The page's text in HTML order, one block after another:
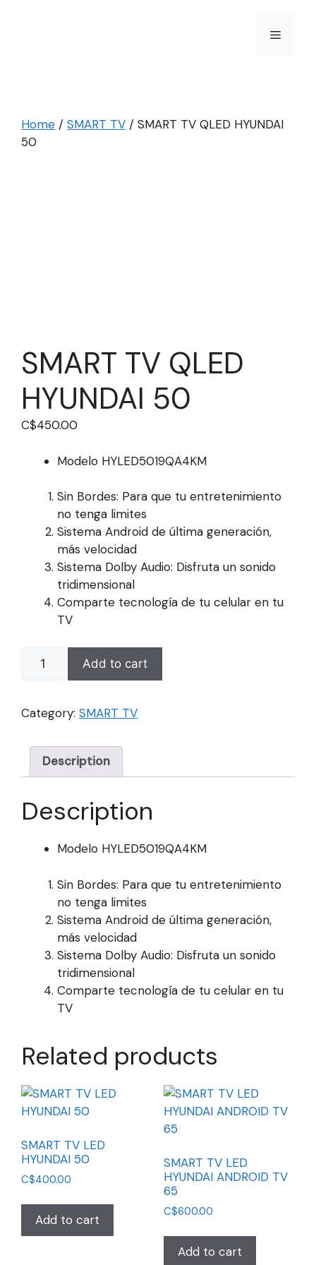
Menu
Home / SMART TV / SMART TV QLED HYUNDAI
50
SMART TV QLED
HYUNDAI 50
C$450.00
Modelo HYLED5019QA4KM
Sin Bordes: Para que tu entretenimiento
no tenga limites
Sistema Android de última generación,
más velocidad
Sistema Dolby Audio: Disfruta un sonido
tridimensional
Comparte tecnología de tu celular en tu
TV
SMART
HYUNDAI
quantity
Add to cart
Category: SMART TV
Description
Description
Modelo HYLED5019QA4KM
Sin Bordes: Para que tu entretenimiento
no tenga limites
Sistema Android de última generación,
más velocidad
Sistema Dolby Audio: Disfruta un sonido
tridimensional
Comparte tecnología de tu celular en tu
TV
Related products
SMART TV LED
HYUNDAI 50
C$400.00
Add to cart
SMART TV LED
HYUNDAI ANDROID TV
65
C$600.00
Add to cart